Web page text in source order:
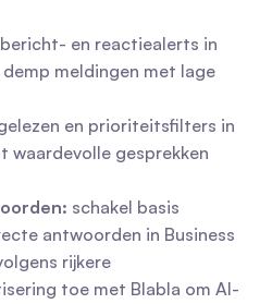
en reactiealerts in
meldingen met lage
en prioriteitsfilters in
waardevolle gesprekken
schakel basis
antwoorden in Business
rijkere
toe met Blabla om AI-